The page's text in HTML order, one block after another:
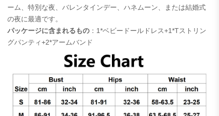
ーム、特別な夜、バレンタインデー、ハネムーン、または結婚式
の夜に最適です。
パッケージに含まれるもの ：1*ベビードールドレス+1*Tストリン
グパンティ+2*アームバンド